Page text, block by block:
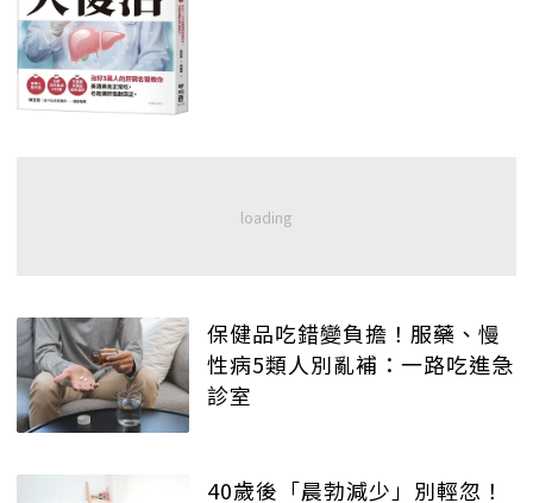
保健品吃錯變負擔！服藥、慢
性病5類人別亂補：一路吃進急
診室
40歲後「晨勃減少」別輕忽！